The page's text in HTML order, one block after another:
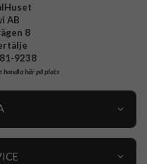
AB
8
9238
handla här på plats